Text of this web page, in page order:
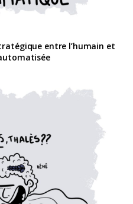
entre l’humain et